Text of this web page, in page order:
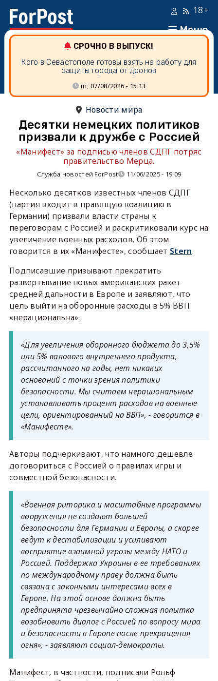
Меню
18+
СРОЧНО В ВЫПУСК!
Кого в Севастополе готовы взять на работу для
защиты города от дронов
пт, 07/08/2026 - 15:13
Новости мира
Десятки немецких политиков
призвали к дружбе с Россией
«Манифест» за подписью членов СДПГ потряс
правительство Мерца.
Служба новостей ForPost 11/06/2025 - 19:09
Несколько десятков известных членов СДПГ
(партия входит в правящую коалицию в
Германии) призвали власти страны к
переговорам с Россией и раскритиковали курс на
увеличение военных расходов. Об этом
говорится в их «Манифесте», сообщает Stern.
Подписавшие призывают прекратить
развертывание новых американских ракет
средней дальности в Европе и заявляют, что
цель выйти на оборонные расходы в 5% ВВП
«нерациональна».
«Для увеличения оборонного бюджета до 3,5%
или 5% валового внутреннего продукта,
рассчитанного на годы, нет никаких
оснований с точки зрения политики
безопасности. Мы считаем нерациональным
устанавливать процент расходов на военные
цели, ориентированный на ВВП», - говорится в
«Манифесте».
Авторы подчеркивают, что намного дешевле
договориться с Россией о правилах игры и
совместной безопасности.
«Военная риторика и масштабные программы
вооружения не создают большей
безопасности для Германии и Европы, а скорее
ведут к дестабилизации и усиливают
восприятие взаимной угрозы между НАТО и
Россией. Поддержка Украины в ее требованиях
по международному праву должна быть
связана с законными интересами всех в
Европе. На этой основе должна быть
предпринята чрезвычайно сложная попытка
возобновить диалог с Россией по вопросу мира
и безопасности в Европе после прекращения
огня», - заявляют социал-демократы.
Манифест, в частности, подписали Рольф